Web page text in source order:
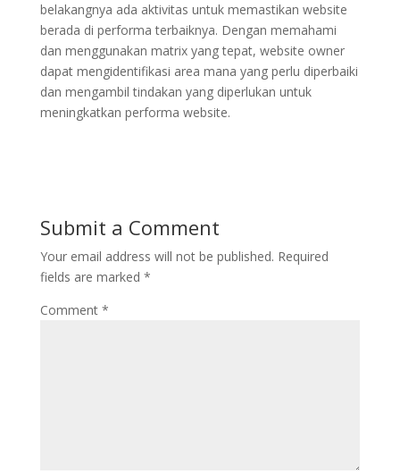
belakangnya ada aktivitas untuk memastikan website
berada di performa terbaiknya. Dengan memahami
dan menggunakan matrix yang tepat, website owner
dapat mengidentifikasi area mana yang perlu diperbaiki
dan mengambil tindakan yang diperlukan untuk
meningkatkan performa website.
Submit a Comment
Your email address will not be published. Required
fields are marked *
Comment *